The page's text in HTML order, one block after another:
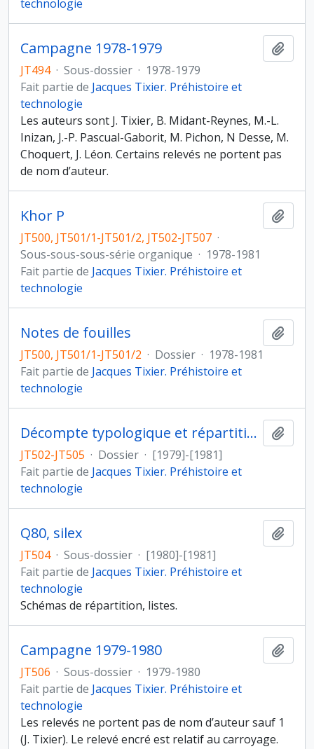
technologie
Campagne 1978-1979
JT494 · Sous-dossier · 1978-1979
Fait partie de Jacques Tixier. Préhistoire et
technologie
Les auteurs sont J. Tixier, B. Midant-Reynes, M.-L.
Inizan, J.-P. Pascual-Gaborit, M. Pichon, N Desse, M.
Choquert, J. Léon. Certains relevés ne portent pas
de nom d’auteur.
Khor P
JT500, JT501/1-JT501/2, JT502-JT507 ·
Sous-sous-sous-série organique · 1978-1981
Fait partie de Jacques Tixier. Préhistoire et
technologie
Notes de fouilles
JT500, JT501/1-JT501/2 · Dossier · 1978-1981
Fait partie de Jacques Tixier. Préhistoire et
technologie
Décompte typologique et répartition du matériel
JT502-JT505 · Dossier · [1979]-[1981]
Fait partie de Jacques Tixier. Préhistoire et
technologie
Q80, silex
JT504 · Sous-dossier · [1980]-[1981]
Fait partie de Jacques Tixier. Préhistoire et
technologie
Schémas de répartition, listes.
Campagne 1979-1980
JT506 · Sous-dossier · 1979-1980
Fait partie de Jacques Tixier. Préhistoire et
technologie
Les relevés ne portent pas de nom d’auteur sauf 1
(J. Tixier). Le relevé encré est relatif au carroyage.